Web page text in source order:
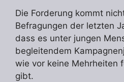
Die Forderung kommt
Befragungen der letzten
dass es unter jungen
begleitendem
wie vor keine Mehrheiten
gibt.